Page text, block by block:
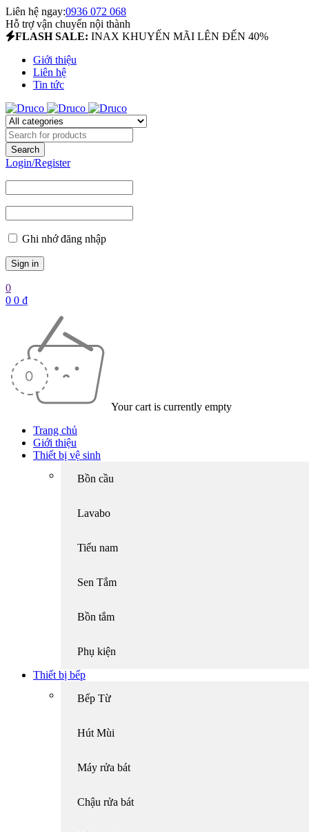
Liên hệ ngay:0936 072 068
Hỗ trợ vận chuyển nội thành
FLASH SALE: INAX KHUYẾN MÃI LÊN ĐẾN 40%
Giới thiệu
Liên hệ
Tin tức
Login/Register
Ghi nhớ đăng nhập
0
0 0 ₫
Your cart is currently empty
Trang chủ
Giới thiệu
Thiết bị vệ sinh
Bồn cầu
Lavabo
Tiểu nam
Sen Tắm
Bồn tắm
Phụ kiện
Thiết bị bếp
Bếp Từ
Hút Mùi
Máy rửa bát
Chậu rửa bát